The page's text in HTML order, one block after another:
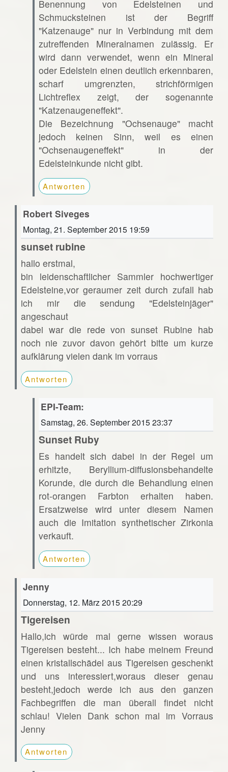
Benennung von Edelsteinen und
Schmucksteinen ist der Begriff
"Katzenauge" nur in Verbindung mit dem
zutreffenden Mineralnamen zulässig. Er
wird dann verwendet, wenn ein Mineral
oder Edelstein einen deutlich erkennbaren,
scharf umgrenzten, strichförmigen
Lichtreflex zeigt, der sogenannte
"Katzenaugeneffekt".
Die Bezeichnung "Ochsenauge" macht
jedoch keinen Sinn, weil es einen
"Ochsenaugeneffekt" in der
Edelsteinkunde nicht gibt.
Antworten
Robert Siveges
Montag, 21. September 2015 19:59
sunset rubine
hallo erstmal,
bin leidenschaftlicher Sammler hochwertiger
Edelsteine,vor geraumer zeit durch zufall hab
ich mir die sendung "Edelsteinjäger"
angeschaut
dabei war die rede von sunset Rubine hab
noch nie zuvor davon gehört bitte um kurze
aufklärung vielen dank im vorraus
Antworten
EPI-Team:
Samstag, 26. September 2015 23:37
Sunset Ruby
Es handelt sich dabei in der Regel um
erhitzte, Beryllium-diffusionsbehandelte
Korunde, die durch die Behandlung einen
rot-orangen Farbton erhalten haben.
Ersatzweise wird unter diesem Namen
auch die Imitation synthetischer Zirkonia
verkauft.
Antworten
Jenny
Donnerstag, 12. März 2015 20:29
Tigereisen
Hallo,ich würde mal gerne wissen woraus
Tigereisen besteht... Ich habe meinem Freund
einen kristallschädel aus Tigereisen geschenkt
und uns interessiert,woraus dieser genau
besteht,jedoch werde ich aus den ganzen
Fachbegriffen die man überall findet nicht
schlau! Vielen Dank schon mal im Vorraus
Jenny
Antworten